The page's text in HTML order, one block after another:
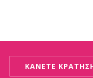
ΚΑΝΕΤΕ